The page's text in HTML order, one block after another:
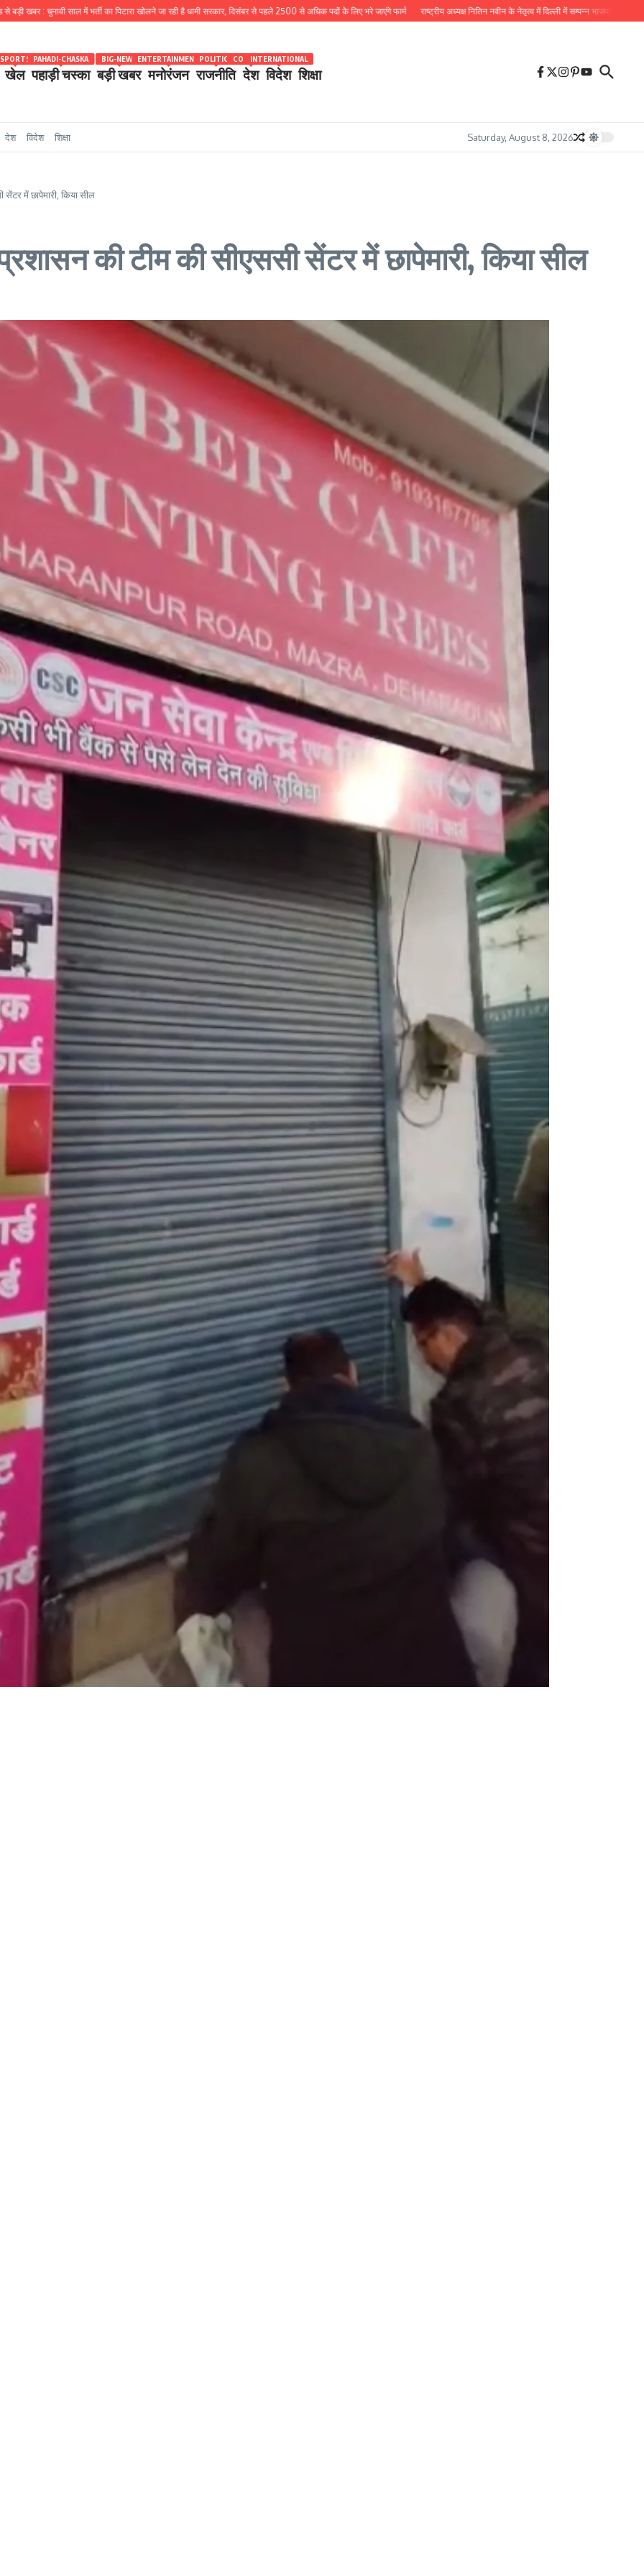
साल में भर्ती का पिटारा खोलने जा रही है धामी सरकार, दिसंबर से पहले 2500 से अधिक पदों के लिए भरे जाएंगे फार्म राष्ट्रीय अध्यक्ष नितिन नवीन के नेतृत्व में दिल्ली में सम्पन्न भाजपा प्रदेश कोर कमेटी की
खेल
SPORTS
पहाड़ी चस्का
PAHADI-CHASKA
बड़ी खबर
BIG-NEWS
मनोरंजन
ENTERTAINMENT
राजनीति
POLITICS
देश
COUNTRY
विदेश
INTERNATIONAL
शिक्षा
देश विदेश शिक्षा Saturday, August 8, 2026
सेंटर में छापेमारी, किया सील
की टीम की सीएससी सेंटर में छापेमारी, किया सील